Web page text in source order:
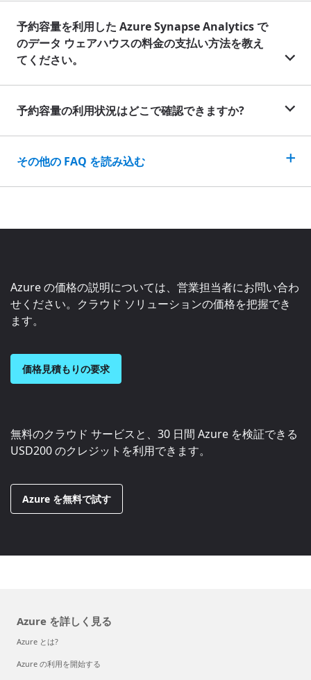
予約容量を利用した Azure Synapse Analytics で
のデータ ウェアハウスの料金の支払い方法を教え
てください。
予約容量の利用状況はどこで確認できますか?
その他の FAQ を読み込む
Azure の価格の説明については、営業担当者にお問い合わ
せください。クラウド ソリューションの価格を把握でき
ます。
価格見積もりの要求
無料のクラウド サービスと、30 日間 Azure を検証できる
USD200のクレジットを利用できます。
Azure を無料で試す
Azure を詳しく見る
Azure とは?
Azure の利用を開始する